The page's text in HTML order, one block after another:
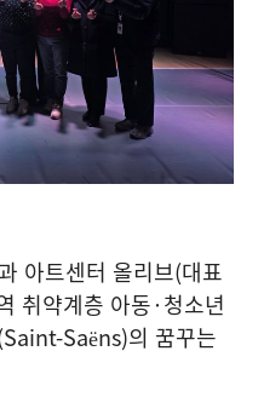
아트센터 올리브(대표
취약계층 아동·청소년
Saëns)의 꿈꾸는